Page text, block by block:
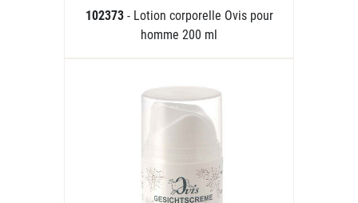
102373 - Lotion corporelle Ovis pour
homme 200 ml